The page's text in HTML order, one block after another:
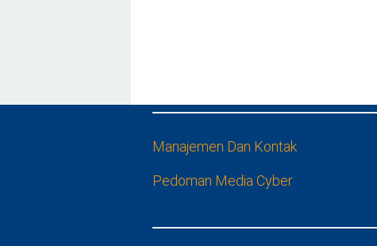
Manajemen Dan Kontak
Pedoman Media Cyber